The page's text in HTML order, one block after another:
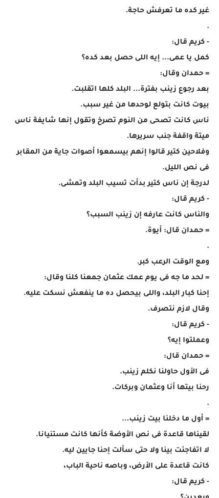
غير كده ما تعرفش حاجة.
.
- كريم قال:
كمل يا عمى... إيه اللى حصل بعد كده؟
= حمدان وقال:
بعد رجوع زينب بفترة... البلد كلها اتقلبت.
بيوت كانت بتولع لوحدها من غير سبب.
ناس كانت تصحى من النوم تصرخ وتقول إنها شايفة ناس
ميتة واقفة جنب سريرها.
وفلاحين كتير قالوا إنهم بيسمعوا أصوات جاية من المقابر
فى نص الليل.
لدرجة إن ناس كتير بدأت تسيب البلد وتمشى.
- كريم قال:
والناس كانت عارفه إن زينب السبب؟
= حمدان قال: أيوة.
.
ومع الوقت الرعب كبر.
= لحد ما جه فى يوم عمك عثمان جمعنا كلنا وقال:
إحنا كبار البلد، واللى بيحصل ده ما ينفعش نسكت عليه.
وقال لازم نتصرف.
- كريم قال:
وعملتوا إيه؟
= حمدان قال:
فى الأول حاولنا نكلم زينب.
رحنا بيتها أنا وعثمان وبركات.
.
= أول ما دخلنا بيت زينب...
لقيناها قاعدة فى نص الأوضة كأنها كانت مستنيانا.
لا اتفاجئت بينا ولا حتى سألت إحنا جايين ليه.
كانت قاعدة على الأرض، وباصه ناحية الباب،
- كريم قال: